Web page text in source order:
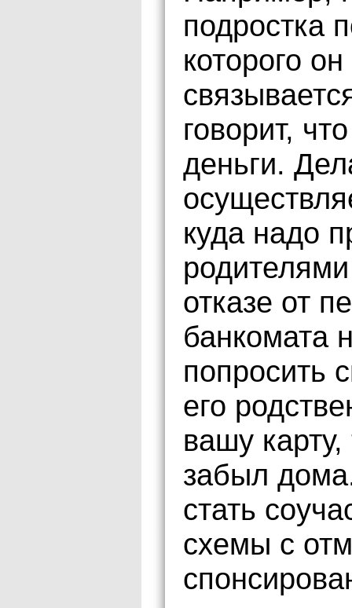
подростка
которого
говорит,
деньги.
куда надо
отказе от
банкомата
попросить
его
вашу
забыл
стать
схемы с